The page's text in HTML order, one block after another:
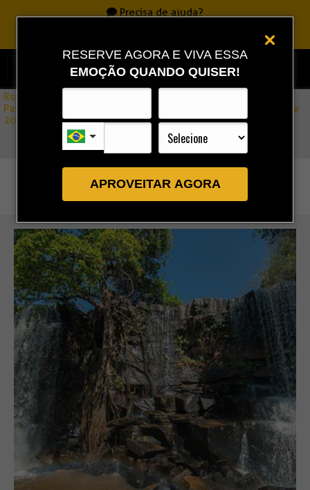
RESERVE AGORA E VIVA ESSA
EMOÇÃO QUANDO QUISER!
APROVEITAR AGORA
Precisa de ajuda?
Rota Combo
Passeio à Cachoeira de Pirapora (Piauí) – Privativo por Panaíba
2026